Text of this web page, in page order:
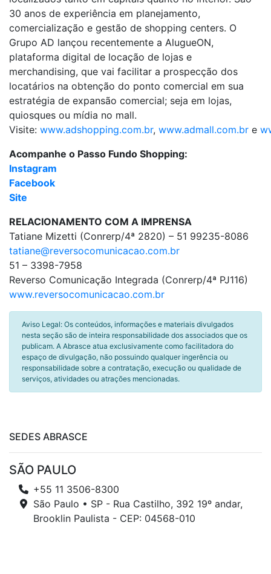
30 anos de experiência em planejamento,
comercialização e gestão de shopping centers. O
Grupo AD lançou recentemente a AlugueON,
plataforma digital de locação de lojas e
merchandising, que vai facilitar a prospecção dos
locatários na obtenção do ponto comercial em sua
estratégia de expansão comercial; seja em lojas,
quiosques ou mídia no mall.
Visite: www.adshopping.com.br, www.admall.com.br e
Acompanhe o Passo Fundo Shopping:
Instagram
Facebook
Site
RELACIONAMENTO COM A IMPRENSA
Tatiane Mizetti (Conrerp/4ª 2820) – 51 99235-8086
tatiane@reversocomunicacao.com.br
51 – 3398-7958
Reverso Comunicação Integrada (Conrerp/4ª PJ116)
www.reversocomunicacao.com.br
Aviso Legal: Os conteúdos, informações e materiais divulgados
nesta seção são de inteira responsabilidade dos associados que os
publicam. A Abrasce atua exclusivamente como facilitadora do
espaço de divulgação, não possuindo qualquer ingerência ou
responsabilidade sobre a contratação, execução ou qualidade de
serviços, atividades ou atrações mencionadas.
SEDES ABRASCE
SÃO PAULO
+55 11 3506-8300
São Paulo • SP - Rua Castilho, 392 19º andar,
Brooklin Paulista - CEP: 04568-010